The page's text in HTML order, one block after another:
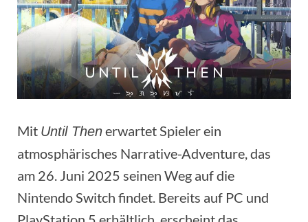
Mit Until Thenerwartet Spieler ein
atmosphärisches Narrative-Adventure, das
am 26. Juni 2025 seinen Weg auf die
Nintendo Switch findet. Bereits auf PC und